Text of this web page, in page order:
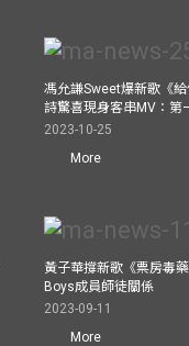
馮允謙Sweet爆新歌《
詩驚喜現身客串MV：第
2023-10-25
More
黃子華撐新歌《票房毒
Boys成員師徒關係
2023-09-11
More